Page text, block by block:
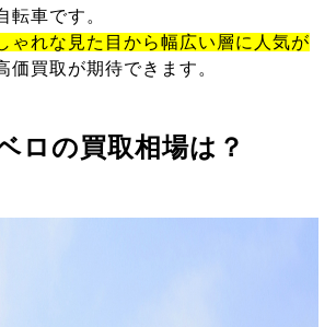
転車です。
ゃれな見た目から幅広い層に人気が
価買取が期待できます。
ロの買取相場は？